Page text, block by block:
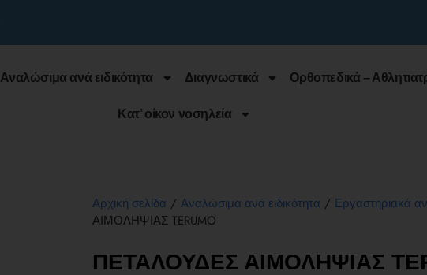
Αναλώσιμα ανά ειδικότητα Διαγνωστικά Ορθοπεδικά –
Κατ’ οίκον νοσηλεία
Αρχική σελίδα / Αναλώσιμα ανά ειδικότητα / Εργαστηριακά
ΑΙΜΟΛΗΨΙΑΣ TERUMO
ΠΕΤΑΛΟΥΔΕΣ ΑΙΜΟΛΗΨΙΑΣ